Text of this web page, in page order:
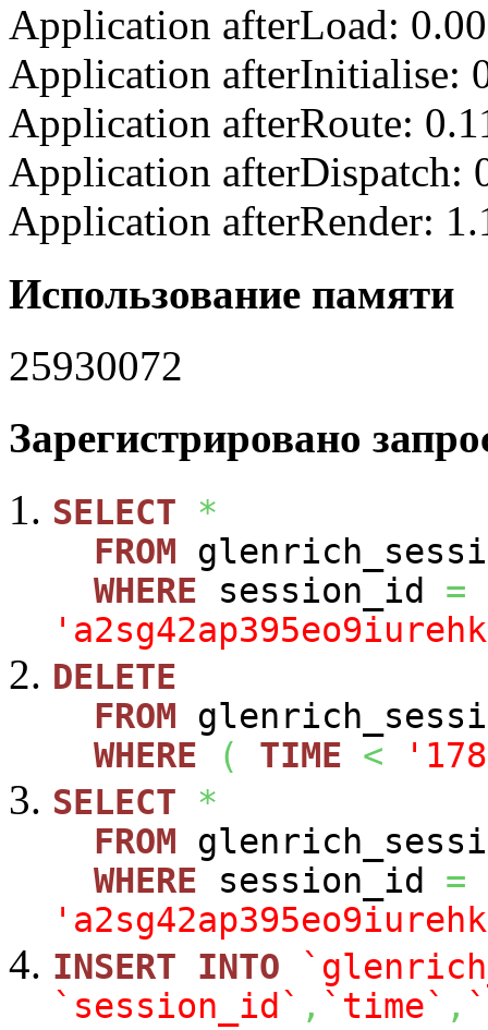
Application afterLoad:
Application afterInitialise:
Application afterRoute:
Application afterDispatch:
Application afterRender:
Использование памяти
25930072
Зарегистрировано
SELECT
*
FROM
WHERE session_id =
DELETE
FROM
WHERE
( TIME <
SELECT
*
FROM
WHERE session_id =
INSERT
INTO
`session_id` , `time` ,